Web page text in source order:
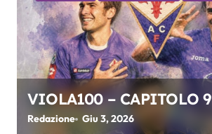
o
n
e
aVIOLA100 – CAPITOLO 9
Redazione Giu 3, 2026